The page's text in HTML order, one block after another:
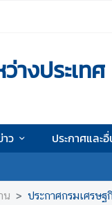
างประเทศ
าว ประกาศและ
น ประกาศกรมเศรษฐกิจระห